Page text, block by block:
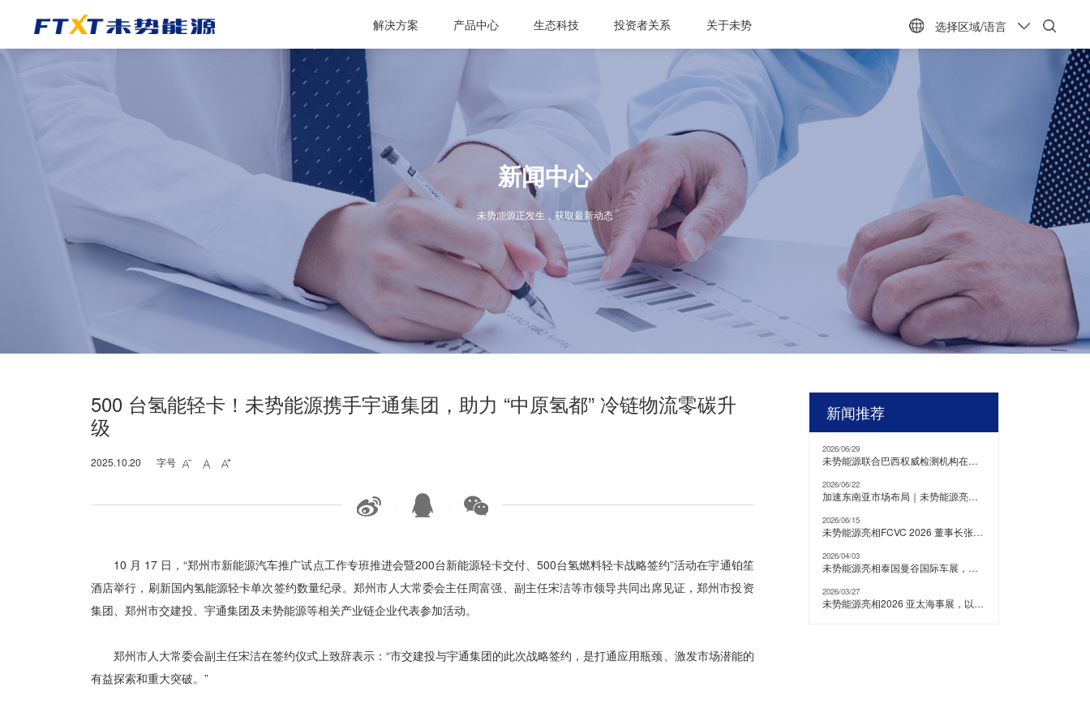
选择区域/语言
解决方案 产品中心 生态科技 投资者关系 关于未势
新闻中心
未势能源正发生，获取最新动态
500 台氢能轻卡！未势能源携手宇通集团，助力 “中原氢都” 冷链物流零碳升
级
2025.10.20 字号   
10 月 17 日，“郑州市新能源汽车推广试点工作专班推进会暨200台新能源轻卡交付、500台氢燃料轻卡战略签约”活动在宇通铂笙
酒店举行，刷新国内氢能源轻卡单次签约数量纪录。郑州市人大常委会主任周富强、副主任宋洁等市领导共同出席见证，郑州市投资
集团、郑州市交建投、宇通集团及未势能源等相关产业链企业代表参加活动。
郑州市人大常委会副主任宋洁在签约仪式上致辞表示：“市交建投与宇通集团的此次战略签约，是打通应用瓶颈、激发市场潜能的
有益探索和重大突破。”
新闻推荐
2026/06/29
未势能源联合巴西权威检测机构在当地开展氢能重卡测试验证
2026/06/22
加速东南亚市场布局｜未势能源亮相2026吉隆坡国际车展
2026/06/15
未势能源亮相FCVC 2026 董事长张天羽发表主旨演讲
2026/04/03
未势能源亮相泰国曼谷国际车展，积极开拓东南亚市场
2026/03/27
未势能源亮相2026 亚太海事展，以氢能技术赋能全球绿色航运